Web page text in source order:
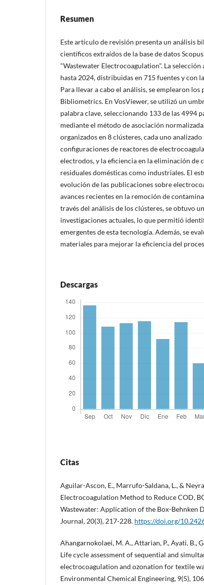
Resumen
Este artículo de revisión presenta un análisis
científicos extraídos de la base de datos
"Wastewater Electrocoagulation". La
hasta 2024, distribuidas en 715 fuentes y con
Para llevar a cabo el análisis, se emplearon
Bibliometrics. En VosViewer, se utilizó un
palabra clave, seleccionando 133 de las 4994
mediante el método de asociación
organizados en 8 clústeres, cada uno
configuraciones de reactores de
electrodos, y la eficiencia en la eliminación de
residuales domésticas como industriales. El
evolución de las publicaciones sobre
avances recientes en la remoción de
través del análisis de los clústeres, se obtuvo
investigaciones actuales, lo que permitió
emergentes de esta tecnología. Además, se
materiales para mejorar la eficiencia del
Descargas
Citas
Aguilar-Ascon, E., Marrufo-Saldana, L., &
Electrocoagulation Method to Reduce COD,
Wastewater: Application of the Box-Behnken
Journal, 20(3), 217-228. https://doi.org/
Ahangarnokolaei, M. A., Attarian, P., Ayati, B.,
Life cycle assessment of sequential and
electrocoagulation and ozonation for textile
Environmental Chemical Engineering, 9(5),